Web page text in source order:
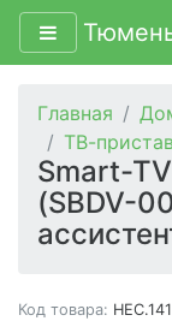
Главная
ТВ-
Smart-
(SBDV-
Код товара: